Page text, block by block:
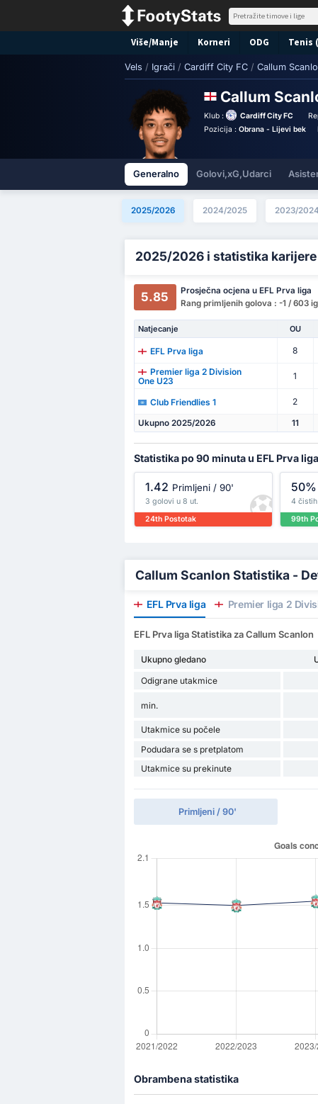
Više/Manje Korneri ODG Tenis
Vels / Igrači / Cardiff City FC / Callum
Callum
Klub : Cardiff City FC
Pozicija :Obrana - Lijevi bek
Generalno Golovi,xG,Udarci
2025/2026 2024/2025 2023/2024
2025/2026 i statistika karijere
5.85
Prosječna ocjena u EFL Prva liga
Rang primljenih golova : -1 / 603
Natjecanje OU
EFL Prva liga 8
Premier liga 2 Division
One U23
1
Club Friendlies 1 2
Ukupno 2025/2026 11
Statistika po 90 minuta u EFL Prva liga
1.42 Primljeni / 90'
3 golovi u 8 ut.
24th Postotak
50%
4 čistih
99th
Callum Scanlon Statistika -
EFL Prva liga Premier liga 2
EFL Prva liga Statistika za Callum Scanlon
Ukupno gledano
Odigrane utakmice
min.
Utakmice su počele
Podudara se s pretplatom
Utakmice su prekinute
Primljeni / 90'
Obrambena statistika